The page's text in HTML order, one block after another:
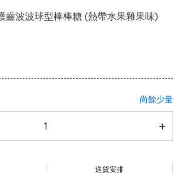
齒波波球型棒棒糖 (熱帶水果雜果味)
尚餘少量
送貨安排